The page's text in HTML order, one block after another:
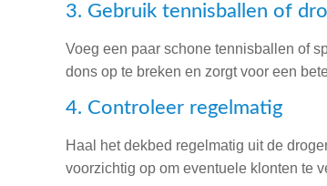
3. Gebruik tennisballen of
Voeg een paar schone tennisballen of
dons op te breken en zorgt voor een
4. Controleer regelmatig
Haal het dekbed regelmatig uit de
voorzichtig op om eventuele klonten te